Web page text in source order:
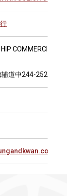
COMMERCIAL
道中244-252号 东